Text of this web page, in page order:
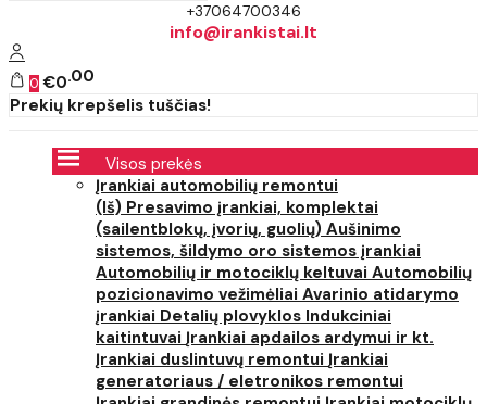
+37064700346
info@irankistai.lt
0 €0 00
Prekių krepšelis tuščias!
Visos prekės
Įrankiai automobilių remontui
(Iš) Presavimo įrankiai, komplektai
(sailentblokų, įvorių, guolių) Aušinimo
sistemos, šildymo oro sistemos įrankiai
Automobilių ir motociklų keltuvai Automobilių
pozicionavimo vežimėliai Avarinio atidarymo
įrankiai Detalių plovyklos Indukciniai
kaitintuvai Įrankiai apdailos ardymui ir kt.
Įrankiai duslintuvų remontui Įrankiai
generatoriaus / eletronikos remontui